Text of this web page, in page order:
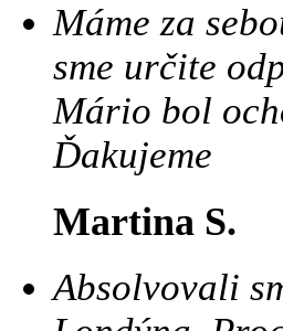
Máme za
sme určite
Mário bol
Ďakujeme
Martina S.
Absolvovali